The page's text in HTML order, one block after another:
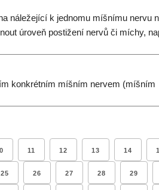
náležející k jednomu míšnímu nervu
úroveň postižení nervů či míchy,
konkrétním míšním nervem (míšním
11 12 13 14
25 26 27 28 29